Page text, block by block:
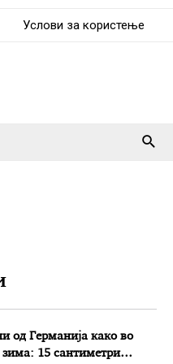
Услови за користење
од Германија како во
зима: 15 сантиметри